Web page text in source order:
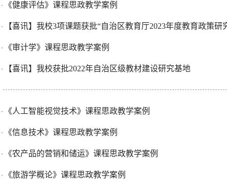
· 《健康评估》课程思政教学案例
· 【喜讯】我校3项课题获批“自治区教育厅2023年度教育政策研
· 《审计学》课程思政教学案例
· 【喜讯】我校获批2022年自治区级教材建设研究基地
· 《人工智能视觉技术》课程思政教学案例
· 《信息技术》课程思政教学案例
· 《农产品的营销和储运》课程思政教学案例
· 《旅游学概论》课程思政教学案例